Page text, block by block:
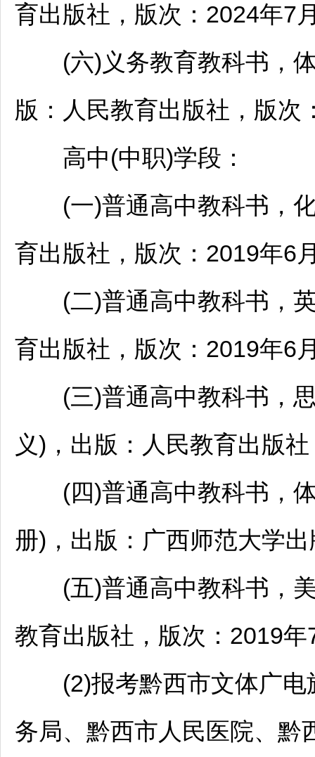
育出版社，版次：2024年7
(六)义务教育教科书，体
版：人民教育出版社，版次
高中(中职)学段：
(一)普通高中教科书，化
育出版社，版次：2019年6
(二)普通高中教科书，英
育出版社，版次：2019年6
(三)普通高中教科书，思
义)，出版：人民教育出版
(四)普通高中教科书，体
册)，出版：广西师范大学
(五)普通高中教科书，美
教育出版社，版次：2019年
(2)报考黔西市文体广电
务局、黔西市人民医院、黔